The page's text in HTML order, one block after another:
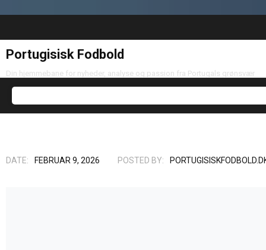
Portugisisk Fodbold
Din hjemmebane for nyheder, analyse og passion fra Portugals grønsvær
DATE: FEBRUAR 9, 2026 POSTED BY: